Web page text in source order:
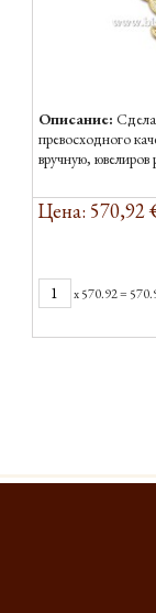
Описание:
превосходного
вручную, ювелиров
Цена: 570,92
x570.92=